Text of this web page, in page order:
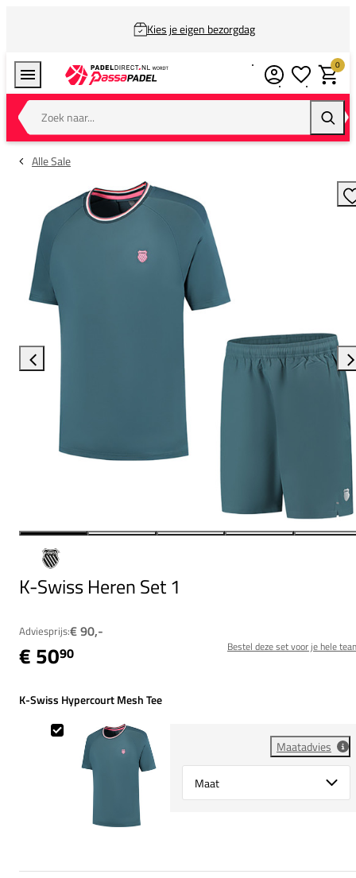
Kies je eigen bezorgdag
Zoek naar...
0
Alle Sale
K-Swiss Heren Set 1
Adviesprijs:€ 90,-
€ 5090 Bestel deze set voor je hele
K-Swiss Hypercourt Mesh Tee
Maatadvies
Select {option} for {name}
K-Swiss Hypercourt Mesh Tee